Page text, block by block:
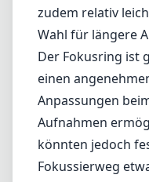
Bildqualität
In Bezug auf die
AstrHori 25mm f/
hervorragendem
maximaler Blende.
beeindruckende
gesamte Bildfeld
Verzerrung und